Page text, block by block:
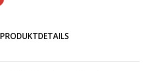
PRODUKTDETAILS